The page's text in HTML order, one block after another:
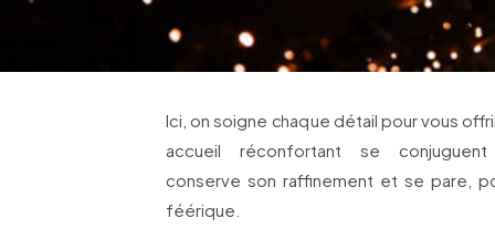
Ici, on soigne chaque détail pour vous
accueil réconfortant se conjuguent
conserve son raffinement et se pare,
féérique.